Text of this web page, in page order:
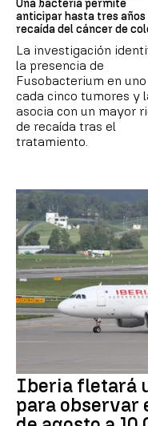
Una bacteria permite
anticipar hasta tres años
recaída del cáncer de
La investigación
la presencia de
Fusobacterium en uno
cada cinco tumores y
asocia con un mayor
de recaída tras el
tratamiento.
Iberia fletará
para observar